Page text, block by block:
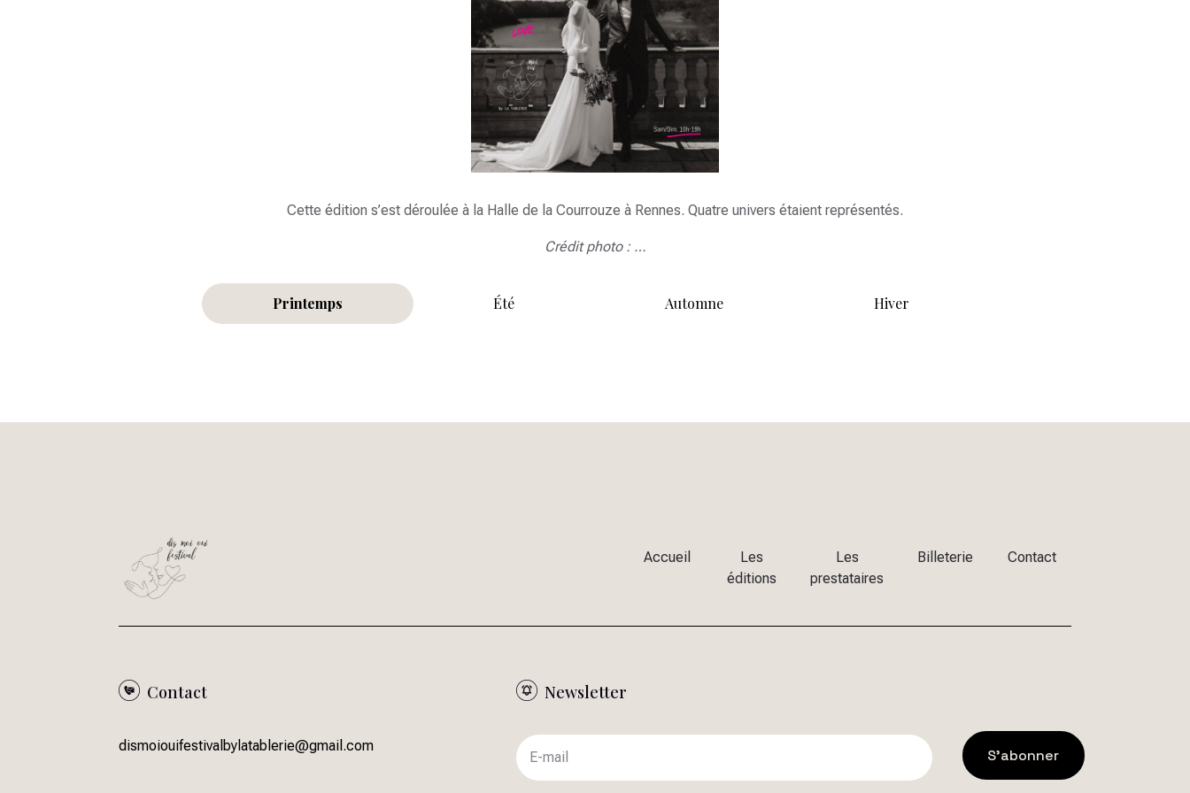
Cette édition s’est déroulée à la Halle de la Courrouze à Rennes. Quatre univers étaient représentés.
Crédit photo : …
Printemps Été Automne Hiver
Accueil
Les
éditions
Les
prestataires
Billeterie Contact
Contact
dismoiouifestivalbylatablerie@gmail.com
Newsletter
S'abonner